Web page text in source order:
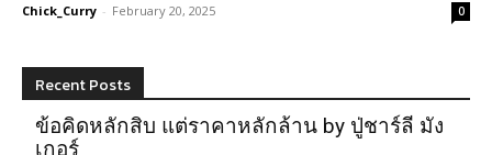
Chick_Curry - February 20, 2025 0
Recent Posts
ข้อคิดหลักสิบ แต่ราคาหลักล้าน by ปู่ชาร์ลี มัง
เกอร์